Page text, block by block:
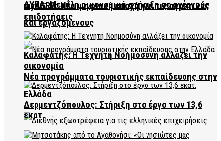
ΔΥΠΑ: Μεγάλη οικονομική στήριξη σε ανέργους
και εργαζόμενους
Νέα προγράμματα τουριστικής εκπαίδευσης στην
Ελλάδα
myAGRO: Νέα ψηφιακή εποχή για τις αγροτικές
επιδοτήσεις
Καλαφάτης: Η Τεχνητή Νοημοσύνη αλλάζει την
οικονομία
Δερμεντζόπουλος: Στήριξη στο έργο των 13,6
εκατ.